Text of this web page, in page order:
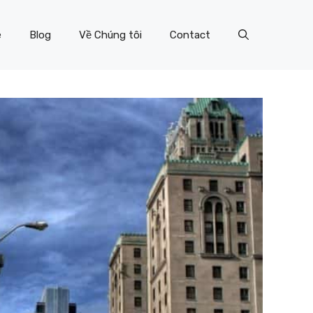
Blog Về Chúng tôi Contact